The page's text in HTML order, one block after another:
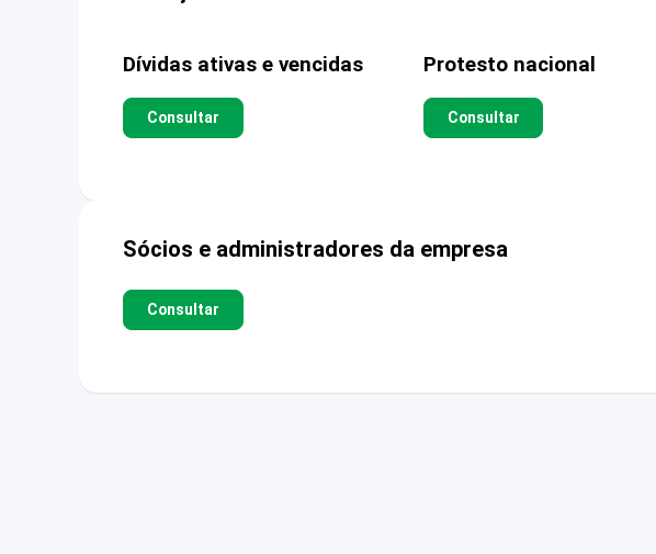
Dívidas ativas e vencidas
Consultar
Protesto nacional
Consultar
Sócios e administradores da empresa
Consultar